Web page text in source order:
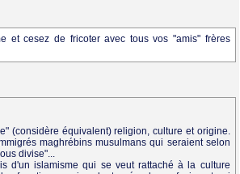
et cesez de fricoter avec tous vos "amis" frères
(considère équivalent) religion, culture et origine.
maghrébins musulmans qui seraient selon
divise"...
d'un islamisme qui se veut rattaché à la culture